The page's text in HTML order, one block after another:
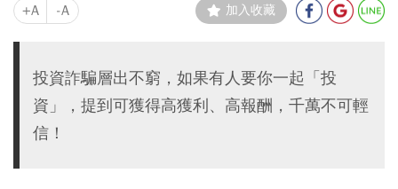
+A -A 加入收藏
投資詐騙層出不窮，如果有人要你一起「投
資」，提到可獲得高獲利、高報酬，千萬不可輕
信！